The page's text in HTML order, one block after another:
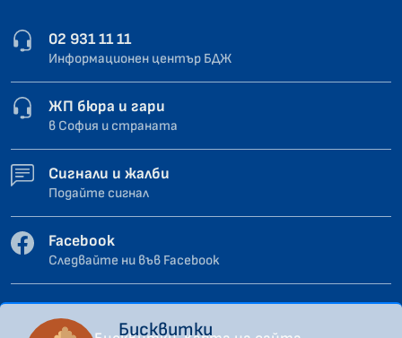
02 931 11 11
Информационен център БДЖ
ЖП бюра и гари
в София и страната
Сигнали и жалби
Подайте сигнал
Facebook
Следвайте ни във Facebook
Бисквитки